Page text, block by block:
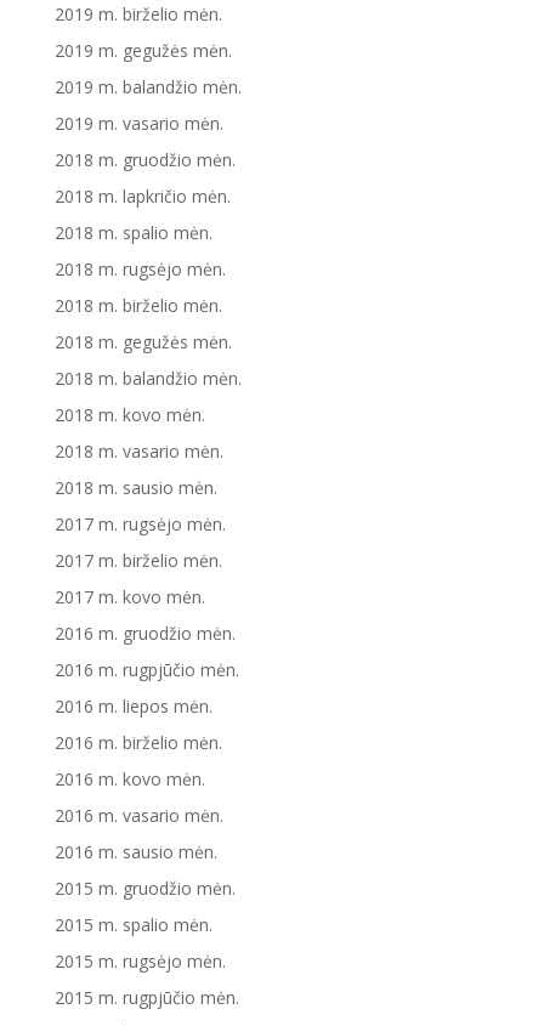
2019 m. birželio mėn.
2019 m. gegužės mėn.
2019 m. balandžio mėn.
2019 m. vasario mėn.
2018 m. gruodžio mėn.
2018 m. lapkričio mėn.
2018 m. spalio mėn.
2018 m. rugsėjo mėn.
2018 m. birželio mėn.
2018 m. gegužės mėn.
2018 m. balandžio mėn.
2018 m. kovo mėn.
2018 m. vasario mėn.
2018 m. sausio mėn.
2017 m. rugsėjo mėn.
2017 m. birželio mėn.
2017 m. kovo mėn.
2016 m. gruodžio mėn.
2016 m. rugpjūčio mėn.
2016 m. liepos mėn.
2016 m. birželio mėn.
2016 m. kovo mėn.
2016 m. vasario mėn.
2016 m. sausio mėn.
2015 m. gruodžio mėn.
2015 m. spalio mėn.
2015 m. rugsėjo mėn.
2015 m. rugpjūčio mėn.